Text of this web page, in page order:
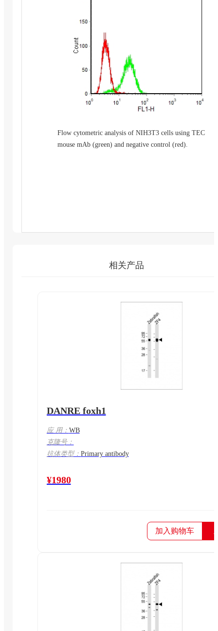
Flow cytometric analysis of NIH3T3 cells using TEC
mouse mAb (green) and negative control (red).
相关产品
DANRE foxh1
应 用： WB
克隆号：
抗体类型： Primary antibody
¥1980
加入购物车